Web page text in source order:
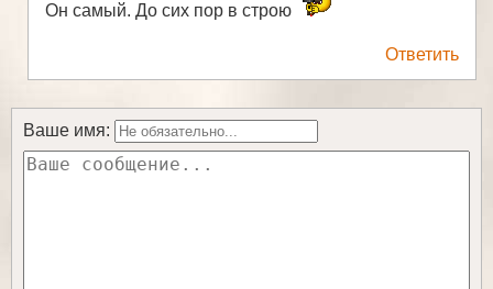
Он самый. До сих пор в строю
Ответить
Ваше имя: